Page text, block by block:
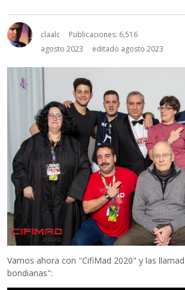
claalc
Publicaciones: 6,516
agosto 2023
editado agosto 2023
Vamos ahora con "CifiMad 2020" y las
bondianas":